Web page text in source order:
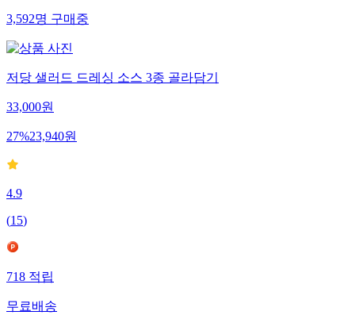
3,592명구매중
저당 샐러드 드레싱 소스 3종 골라담기
33,000원
27%23,940원
4.9
(15)
718적립
무료배송